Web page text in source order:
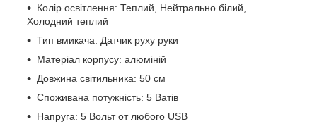
Колір освітлення: Теплий, Нейтрально білий,
Холодний теплий
Тип вмикача: Датчик руху руки
Матеріал корпусу: алюміній
Довжина світильника: 50 см
Споживана потужність: 5 Ватів
Напруга: 5 Вольт от любого USB